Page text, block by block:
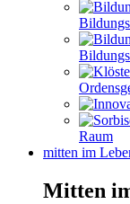
Raum
mitten im
Mitten